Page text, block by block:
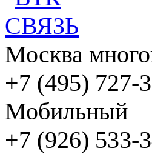
Москва
+7 (495) 727-
Мобильный
+7 (926) 533-